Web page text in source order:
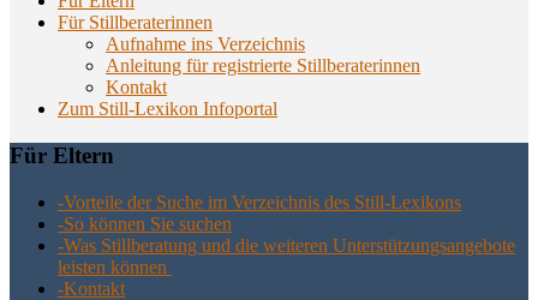
Für Stillberaterinnen
Aufnahme ins Verzeichnis
Anlei­tung für regis­trier­te Stillberaterinnen
Kon­takt
Zum Still-Lexikon Infoportal
Für Eltern
-Vor­tei­le der Suche im Ver­zeich­nis des Still-Lexikons
-So kön­nen Sie suchen
-Was Still­be­ra­tung und die wei­te­ren Unter­stüt­zungs­an­ge­bo­te
leis­ten können
-Kon­takt